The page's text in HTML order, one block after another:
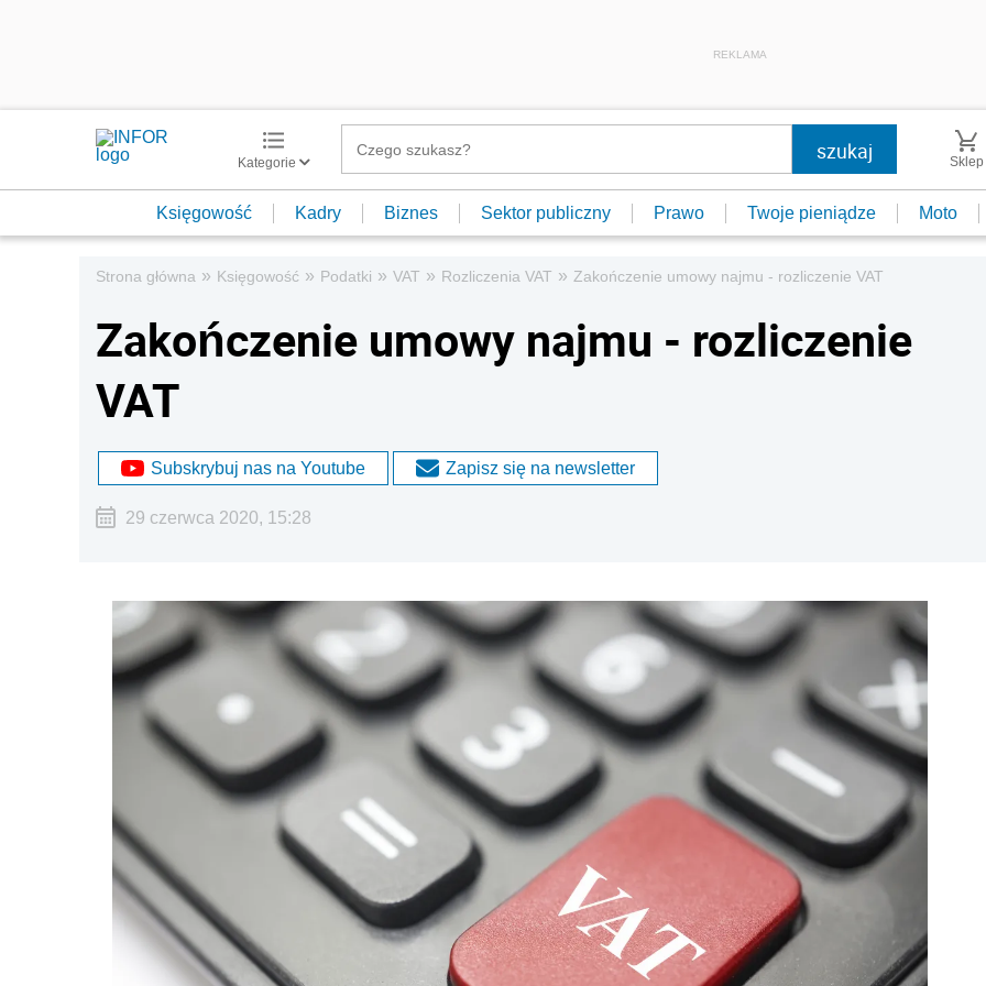
REKLAMA
Kategorie Sklep
Księgowość Kadry Biznes Sektor publiczny Prawo Twoje pieniądze Moto
Strona główna » Księgowość » Podatki » VAT » Rozliczenia VAT » Zakończenie umowy najmu - rozliczenie VAT
Zakończenie umowy najmu - rozliczenie
VAT
Subskrybuj nas na Youtube Zapisz się na newsletter
29 czerwca 2020, 15:28